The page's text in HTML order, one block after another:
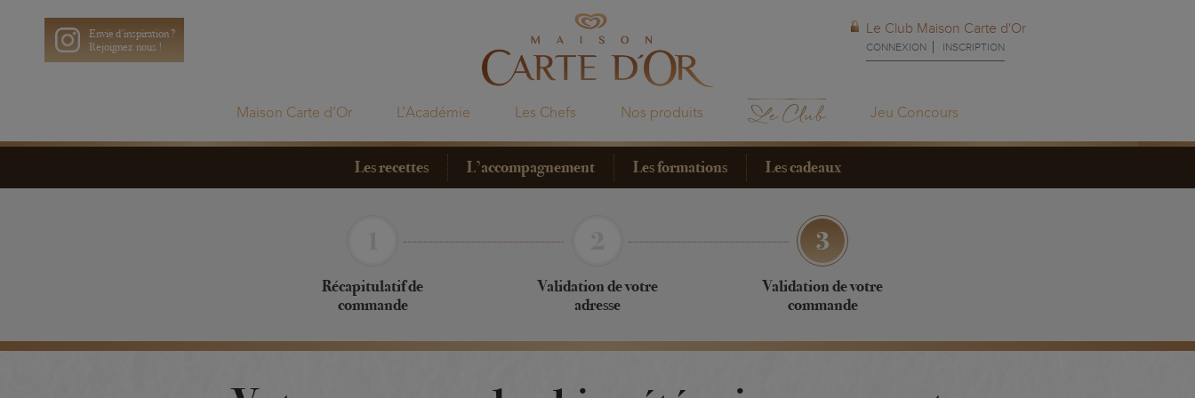
Envie d’inspiration ?
Rejoignez-nous !
Maison Carte d’Or L’Académie Les Chefs Nos produits Jeu Concours
Le Club Maison Carte d'Or
CONNEXION INSCRIPTION
Les recettes L’accompagnement Les formations Les cadeaux
Récapitulatif de
commande
Validation de votre
adresse
Validation de votre
commande